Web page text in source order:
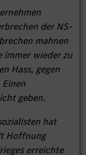
der NS-
mahnen
immer wieder zu
Hass, gegen
geben.
hat
Hoffnung
erreichte